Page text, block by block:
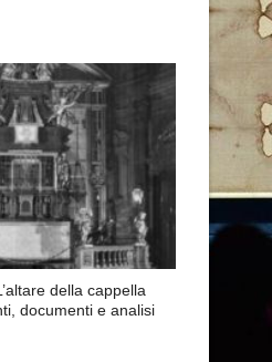
della cappella
documenti e analisi